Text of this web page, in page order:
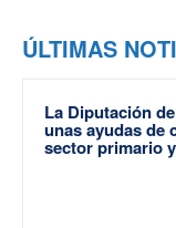
ÚLTIMAS
La Diputación
unas ayudas de
sector primario